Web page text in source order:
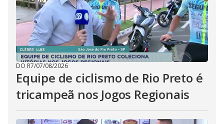
DO R7/07/08/2026
Equipe de ciclismo de Rio Preto é
tricampeã nos Jogos Regionais